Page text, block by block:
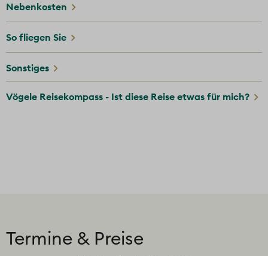
Termine & Preise
Nebenkosten
So fliegen Sie
Sonstiges
Vögele Reisekompass - Ist diese Reise etwas für mich?